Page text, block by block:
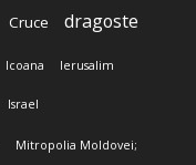
Cruce dragoste
Icoana Ierusalim
Israel
Mitropolia Moldovei;